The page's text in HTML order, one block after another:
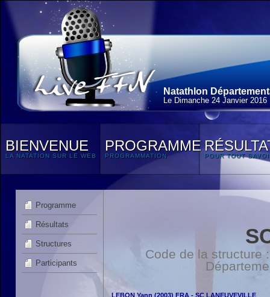
Natathlon
Le Dimanche 24 Janvier 2016
BIENVENUE
LA NATATION SUR LE WEB
PROGRAMME
PROGRAMMATION POUR TOUT
Programme
Résultats
Structures
Participants
Code de la structure
LEBON Yann (2003) FRA - SC LANEUVEVILLE